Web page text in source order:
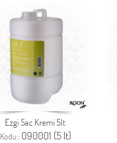
Ezgi Sac Kremi 5lt
Kodu.:090001 (5 lt)